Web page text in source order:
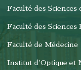
Faculté des
Faculté des Sciences
Faculté de Médecine
Institut d'Optique et